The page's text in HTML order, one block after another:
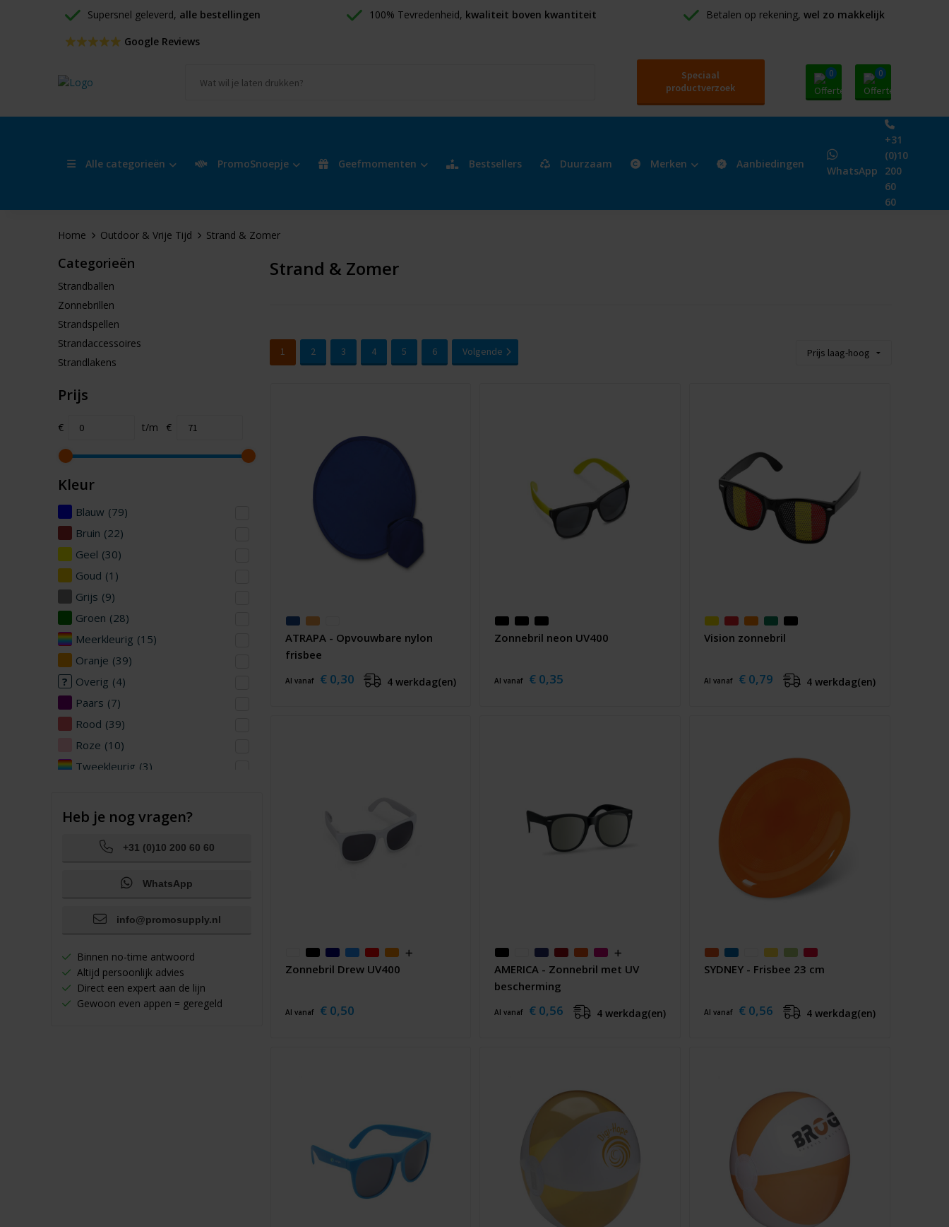
Supersnel geleverd, alle bestellingen 100% Tevredenheid, kwaliteit boven kwantiteit Betalen op rekening, wel zo makkelijk
Google Reviews
Speciaal
productverzoek
0 0
Alle categorieën PromoSnoepje Geefmomenten Bestsellers Duurzaam Merken Aanbiedingen
WhatsApp
+31
(0)10
200
60
60
Home Outdoor & Vrije Tijd Strand & Zomer
Categorieën
Strandballen
Zonnebrillen
Strandspellen
Strandaccessoires
Strandlakens
Prijs
€ t/m €
Kleur
Blauw (79)
Bruin (22)
Geel (30)
Goud (1)
Grijs (9)
Groen (28)
Meerkleurig (15)
Oranje (39)
Overig (4)
Paars (7)
Rood (39)
Roze (10)
Tweekleurig (3)
Zilver
Zwart
Heb je nog vragen?
+31 (0)10 200 60 60
WhatsApp
info@promosupply.nl
Binnen no-time antwoord
Altijd persoonlijk advies
Direct een expert aan de lijn
Gewoon even appen = geregeld
Strand & Zomer
1 2 3 4 5 6 Volgende
ATRAPA - Opvouwbare nylon
frisbee
Al vanaf € 0,30 4 werkdag(en)
Zonnebril neon UV400
Al vanaf € 0,35
Vision zonnebril
Al vanaf € 0,79 4 werkdag(en)
Zonnebril Drew UV400
Al vanaf € 0,50
AMERICA - Zonnebril met UV
bescherming
Al vanaf € 0,56 4 werkdag(en)
SYDNEY - Frisbee 23 cm
Al vanaf € 0,56 4 werkdag(en)